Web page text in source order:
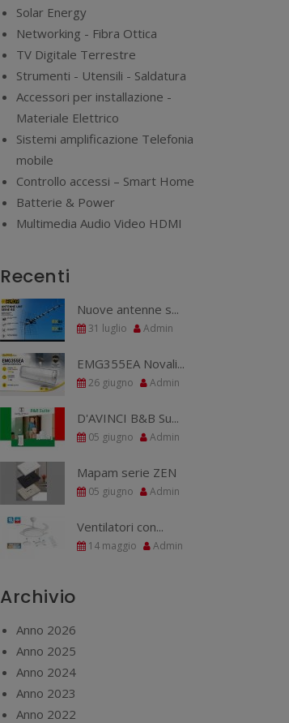
Solar Energy
Networking - Fibra Ottica
TV Digitale Terrestre
Strumenti - Utensili - Saldatura
Accessori per installazione -
Materiale Elettrico
Sistemi amplificazione Telefonia
mobile
Controllo accessi – Smart Home
Batterie & Power
Multimedia Audio Video HDMI
Recenti
Nuove antenne s...
31 luglio Admin
EMG355EA Novali...
26 giugno Admin
D'AVINCI B&B Su...
05 giugno Admin
Mapam serie ZEN
05 giugno Admin
Ventilatori con...
14 maggio Admin
Archivio
Anno 2026
Anno 2025
Anno 2024
Anno 2023
Anno 2022